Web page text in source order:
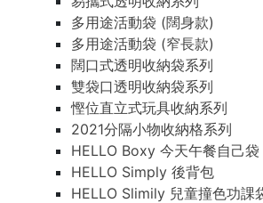
多用途活動袋 (闊身款)
多用途活動袋 (窄長款)
闊口式透明收納袋系列
雙袋口透明收納袋系列
慳位直立式玩具收納系列
2021分隔小物收納格系列
HELLO Boxy 今天午餐自己袋
HELLO Simply 後背包
HELLO Slimily 兒童撞色功課